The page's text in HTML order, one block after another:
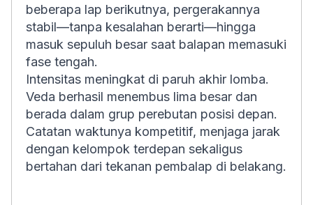
beberapa lap berikutnya, pergerakannya
stabil—tanpa kesalahan berarti—hingga
masuk sepuluh besar saat balapan memasuki
fase tengah.
Intensitas meningkat di paruh akhir lomba.
Veda berhasil menembus lima besar dan
berada dalam grup perebutan posisi depan.
Catatan waktunya kompetitif, menjaga jarak
dengan kelompok terdepan sekaligus
bertahan dari tekanan pembalap di belakang.